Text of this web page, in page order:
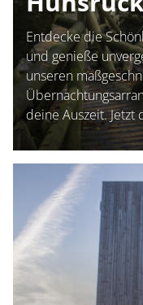
Entdecke die
und genieße
unseren
deine Auszeit.